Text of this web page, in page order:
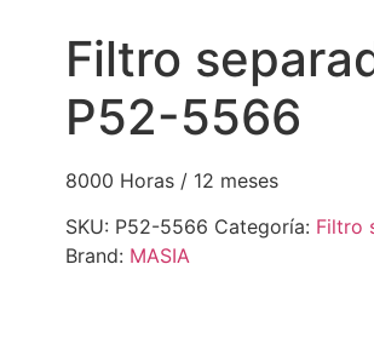
Filtro
P52-5566
8000 Horas / 12 meses
SKU: P52-5566 Categoría: Filtro
Brand: MASIA